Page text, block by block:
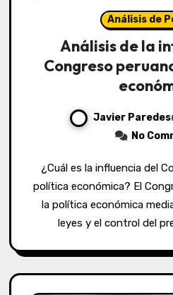
Análisis de
Análisis de la
Congreso
Javier Paredes
No
¿Cuál es la influencia del Congreso peruano en la
política económica? El
la política económica
leyes y el control del